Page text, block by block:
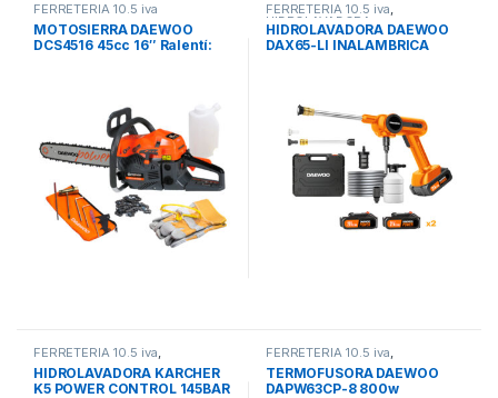
FERRETERIA 10.5 iva
MOTOSIERRA DAEWOO
DCS4516 45cc 16″ Ralentí:
FERRETERIA 10.5 iva,
HIDROLAVADORA
HIDROLAVADORA DAEWOO
DAX65-LI INALAMBRICA
FERRETERIA 10.5 iva,
HIDROLAVADORA
HIDROLAVADORA KARCHER
K5 POWER CONTROL 145BAR
FERRETERIA 10.5 iva,
HERRAMIENTAS ELECTRICAS
TERMOFUSORA DAEWOO
DAPW63CP-8 800w